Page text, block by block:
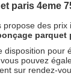
paris 4eme
propose des
parquet
disposition pour
pouvez
sur rendez-